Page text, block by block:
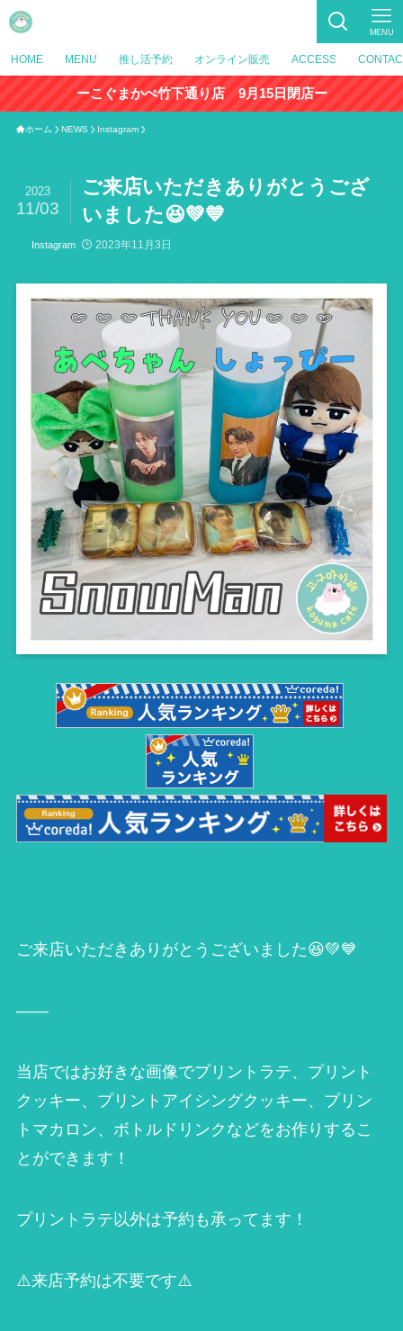
MENU
HOME MENU 推し活予約 オンライン販売 ACCESS
ーこぐまかぺ竹下通り店 9月15日閉店ー
ホーム NEWS Instagram
ご来店いただきありがとうござ
いました😆💚💙
2023
11/03
Instagram 2023年11月3日
ご来店いただきありがとうございました😆💚💙
——
当店ではお好きな画像でプリントラテ、プリント
クッキー、プリントアイシングクッキー、プリン
トマカロン、ボトルドリンクなどをお作りするこ
とができます！
プリントラテ以外は予約も承ってます！
⚠️来店予約は不要です⚠️